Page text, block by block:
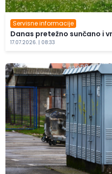
Servisne informacije
Danas pretežno sunčano i
17.07.2026. | 08:33